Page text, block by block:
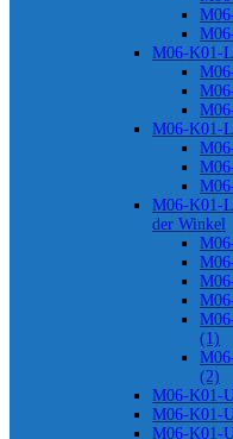
M06-K01-
M06-K01-
M06-K01-
der Winkel
(1)
(2)
M06-K01-
M06-K01-
M06-K01-